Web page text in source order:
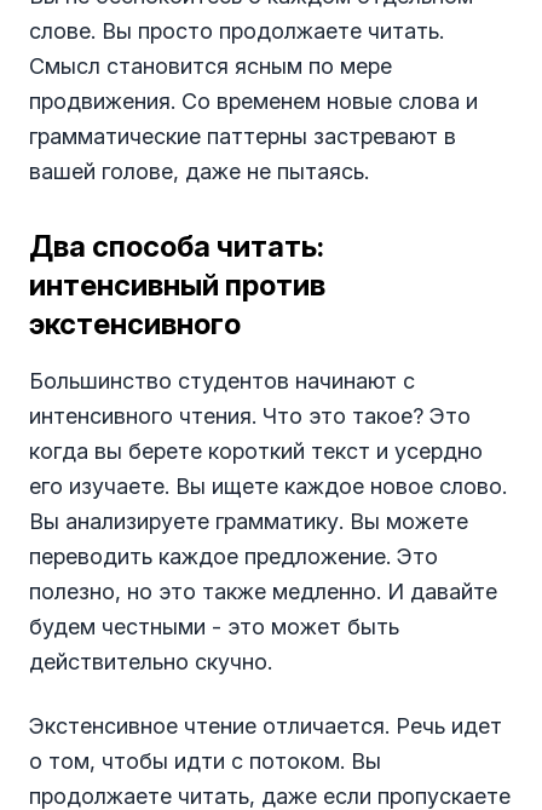
слове. Вы просто продолжаете читать.
Смысл становится ясным по мере
продвижения. Со временем новые слова и
грамматические паттерны застревают в
вашей голове, даже не пытаясь.
Два способа читать:
интенсивный против
экстенсивного
Большинство студентов начинают с
интенсивного чтения. Что это такое? Это
когда вы берете короткий текст и усердно
его изучаете. Вы ищете каждое новое слово.
Вы анализируете грамматику. Вы можете
переводить каждое предложение. Это
полезно, но это также медленно. И давайте
будем честными - это может быть
действительно скучно.
Экстенсивное чтение отличается. Речь идет
о том, чтобы идти с потоком. Вы
продолжаете читать, даже если пропускаете